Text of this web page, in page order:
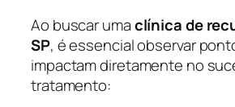
Ao buscar umaclínica de
SP, é essencial observar
impactam diretamente no
tratamento: